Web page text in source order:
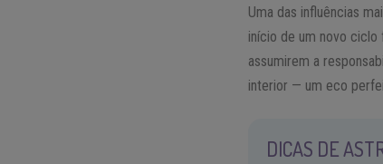
Uma das influências
início de um novo ciclo
assumirem a
interior — um eco
DICAS DE